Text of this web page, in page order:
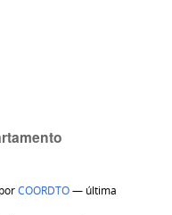
porCOORDTO— última